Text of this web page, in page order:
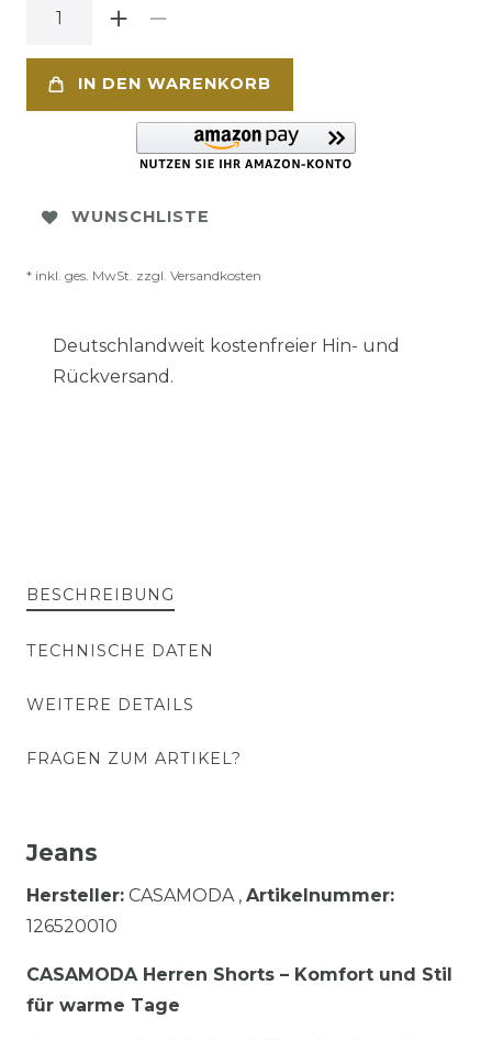
IN DEN WARENKORB
WUNSCHLISTE
* inkl. ges. MwSt. zzgl. Versandkosten
Deutschlandweit kostenfreier Hin- und
Rückversand.
BESCHREIBUNG
TECHNISCHE DATEN
WEITERE DETAILS
FRAGEN ZUM ARTIKEL?
Jeans
Hersteller: CASAMODA , Artikelnummer:
126520010
CASAMODA Herren Shorts – Komfort und Stil
für warme Tage